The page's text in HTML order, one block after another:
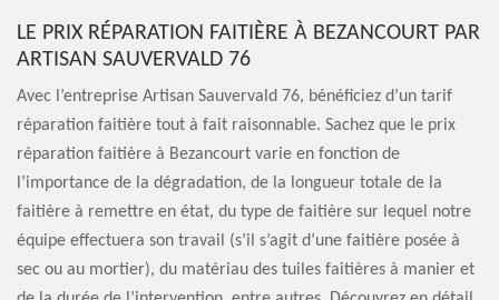
LE PRIX RÉPARATION FAITIÈRE À BEZANCOURT PAR
ARTISAN SAUVERVALD 76
Avec l’entreprise Artisan Sauvervald 76, bénéficiez d’un tarif
réparation faitière tout à fait raisonnable. Sachez que le prix
réparation faitière à Bezancourt varie en fonction de
l’importance de la dégradation, de la longueur totale de la
faitière à remettre en état, du type de faitière sur lequel notre
équipe effectuera son travail (s’il s’agit d’une faitière posée à
sec ou au mortier), du matériau des tuiles faitières à manier et